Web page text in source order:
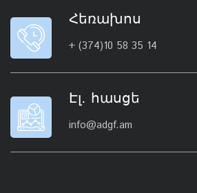
Հեռախոս
+ (374)10 58 35 14
Էլ․ հասցե
info@adgf.am